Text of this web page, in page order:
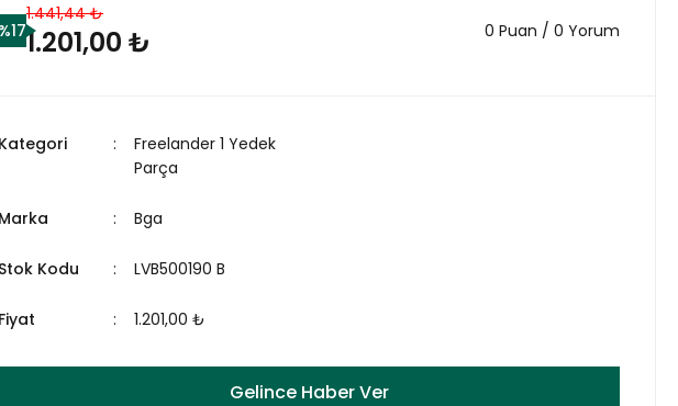
%17
1.441,44 ₺
1.201,00 ₺ 0 Puan / 0 Yorum
Kategori
Freelander 1 Yedek
Parça
Marka Bga
Stok Kodu LVB500190 B
Fiyat 1.201,00 ₺
Gelince Haber Ver